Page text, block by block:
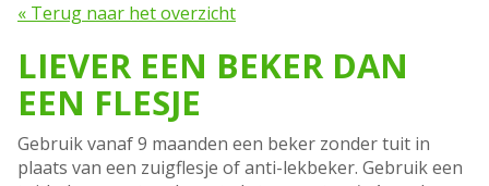
« Terug naar het overzicht
LIEVER EEN BEKER DAN
EEN FLESJE
Gebruik vanaf 9 maanden een beker zonder tuit in
plaats van een zuigflesje of anti-lekbeker. Gebruik een